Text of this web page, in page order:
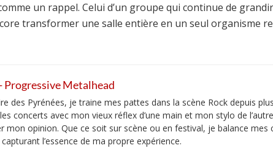
un rappel. Celui d’un groupe qui continue de
transformer une salle entière en un seul organisme
Progressive Metalhead
des Pyrénées, je traine mes pattes dans la scène Rock depuis
concerts avec mon vieux réflex d’une main et mon stylo de
mon opinion. Que ce soit sur scène ou en festival, je balance mes
l’essence de ma propre expérience.